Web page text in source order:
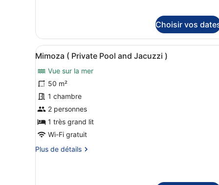
View
,
Private
Pool
and
Jacuzzi
type
de
chambre
Zambak
Full
Sea
View
Private
Pool
and
)
Choisir vos
Afficher
toutes
les
photos
pour
ce
type
de
chambre :
Mimoza
Une hutte à toit de
9
Mimoza ( Private Pool and Jacuzzi )
Vue sur la mer
50 m²
1 chambre
2 personnes
1 très grand lit
Wi-Fi gratuit
Plus de détails
Plus